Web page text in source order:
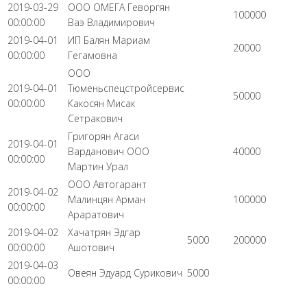
2019-03-29
00:00:00
ООО ОМЕГА Геворгян
Ваэ Владимирович
100000
2019-04-01
00:00:00
ИП Балян Мариам
Гегамовна
20000
2019-04-01
00:00:00
ООО
Тюменьспецстройсервис
Какосян Мисак
Сетракович
50000
2019-04-01
00:00:00
Григорян Агаси
Варданович ООО
Мартин Урал
40000
2019-04-02
00:00:00
ООО Автогарант
Малинцян Арман
Араратович
100000
2019-04-02
00:00:00
Хачатрян Эдгар
Ашотович
5000
200000
2019-04-03
00:00:00
Овеян Эдуард Сурикович 5000